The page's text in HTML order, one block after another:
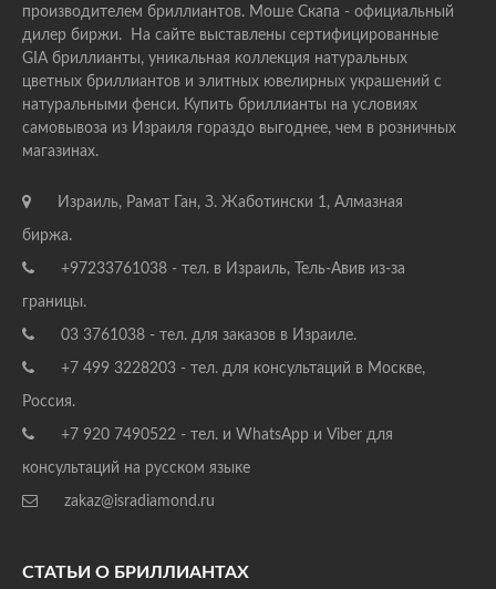
производителем бриллиантов. Моше Скапа - официальный
дилер биржи. На сайте выставлены сертифицированные
GIA бриллианты, уникальная коллекция натуральных
цветных бриллиантов и элитных ювелирных украшений с
натуральными фенси. Купить бриллианты на условиях
самовывоза из Израиля гораздо выгоднее, чем в розничных
магазинах.
Израиль, Рамат Ган, З. Жаботински 1, Алмазная
биржа.
+97233761038 - тел. в Израиль, Тель-Авив из-за
границы.
03 3761038 - тел. для заказов в Израиле.
+7 499 3228203 - тел. для консультаций в Москве,
Россия.
+7 920 7490522 - тел. и WhatsApp и Viber для
консультаций на русском языке
zakaz@isradiamond.ru
СТАТЬИ О БРИЛЛИАНТАХ